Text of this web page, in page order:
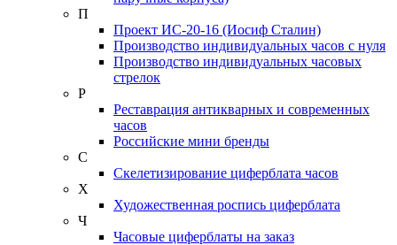
П
Проект ИС-20-16 (Иосиф Сталин)
Производство индивидуальных часов с нуля
Производство индивидуальных часовых
стрелок
Р
Реставрация антикварных и современных
часов
Российские мини бренды
С
Скелетизирование циферблата часов
Х
Художественная роспись циферблата
Ч
Часовые циферблаты на заказ